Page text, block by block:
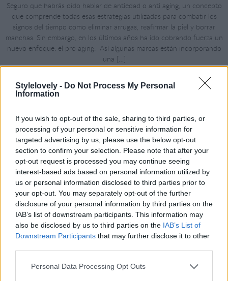
Stylelovely - Do Not Process My Personal
Information
If you wish to opt-out of the sale, sharing to third parties, or
processing of your personal or sensitive information for
targeted advertising by us, please use the below opt-out
section to confirm your selection. Please note that after your
opt-out request is processed you may continue seeing
interest-based ads based on personal information utilized by
us or personal information disclosed to third parties prior to
your opt-out. You may separately opt-out of the further
disclosure of your personal information by third parties on the
IAB’s list of downstream participants. This information may
also be disclosed by us to third parties on the IAB’s List of
Downstream Participants that may further disclose it to other
Personal Data Processing Opt Outs
Seguro que habrás oído hablar de antiedad o anti aging, un concepto
que comprende todas esas estrategias utilizadas para combatir los
signos del tiempo como eliminar arrugas, reafirmar la piel y borrar
manchas. Sin embargo, en los últimos años ha ido cobrando fuerza un
nuevo enfoque: el pro aging. Así algunas marcas están incorporando
una […]
Alerta belleza: las novedades que no pueden faltar en tu
neceser esta primavera
Descubre los imprescindibles de la temporada para una rutina fresca,
natural y llena de luminosidad.
porÁfrica Poveda